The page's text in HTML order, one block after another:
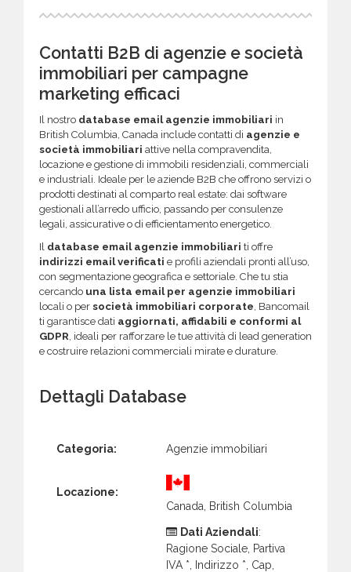
Contatti B2B di agenzie e società
immobiliari per campagne
marketing efficaci
Il nostro database email agenzie immobiliari in
British Columbia, Canada include contatti di agenzie e
società immobiliari attive nella compravendita,
locazione e gestione di immobili residenziali, commerciali
e industriali. Ideale per le aziende B2B che offrono servizi o
prodotti destinati al comparto real estate: dai software
gestionali all’arredo ufficio, passando per consulenze
legali, assicurative o di efficientamento energetico.
Il database email agenzie immobiliari ti offre
indirizzi email verificati e profili aziendali pronti all’uso,
con segmentazione geografica e settoriale. Che tu stia
cercando una lista email per agenzie immobiliari
locali o per società immobiliari corporate, Bancomail
ti garantisce dati aggiornati, affidabili e conformi al
GDPR, ideali per rafforzare le tue attività di lead generation
e costruire relazioni commerciali mirate e durature.
Dettagli Database
Categoria: Agenzie immobiliari
Locazione:
Canada, British Columbia
Dati Aziendali:
Ragione Sociale, Partiva
IVA *, Indirizzo *, Cap,